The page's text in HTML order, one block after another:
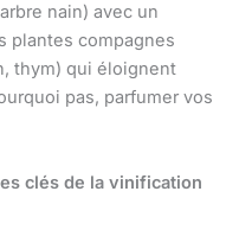
nain) avec un
plantes compagnes
thym) qui éloignent
pas, parfumer vos
clés de la vinification